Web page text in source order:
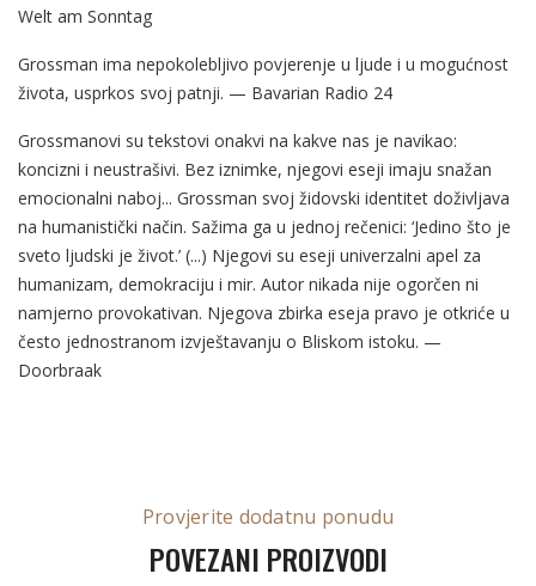
Welt am Sonntag
Grossman ima nepokolebljivo povjerenje u ljude i u mogućnost
života, usprkos svoj patnji. — Bavarian Radio 24
Grossmanovi su tekstovi onakvi na kakve nas je navikao:
koncizni i neustrašivi. Bez iznimke, njegovi eseji imaju snažan
emocionalni naboj... Grossman svoj židovski identitet doživljava
na humanistički način. Sažima ga u jednoj rečenici: ‘Jedino što je
sveto ljudski je život.’ (...) Njegovi su eseji univerzalni apel za
humanizam, demokraciju i mir. Autor nikada nije ogorčen ni
namjerno provokativan. Njegova zbirka eseja pravo je otkriće u
često jednostranom izvještavanju o Bliskom istoku. —
Doorbraak
Provjerite dodatnu ponudu
POVEZANI PROIZVODI